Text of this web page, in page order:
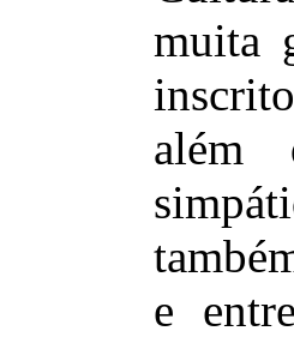
muita
além
e